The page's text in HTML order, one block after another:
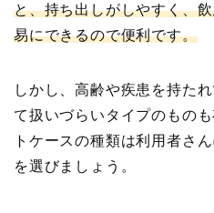
と、持ち出しがしやすく、
易にできるので便利です。
しかし、高齢や疾患を持た
て扱いづらいタイプのもの
トケースの種類は利用者さ
を選びましょう。